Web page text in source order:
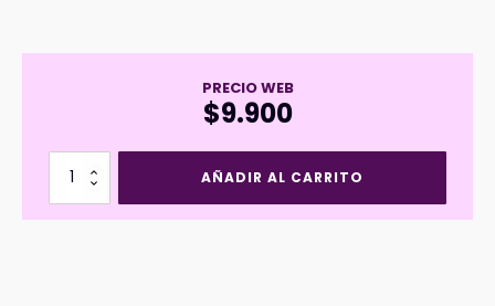
PRECIO WEB
$9.900
Lector
Tarjetas
AÑADIR AL CARRITO